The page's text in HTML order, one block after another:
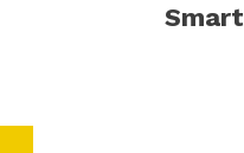
Smart